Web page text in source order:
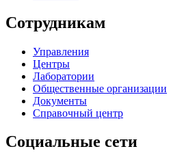
Сотрудникам
Управления
Центры
Лаборатории
Общественные организации
Документы
Справочный центр
Социальные сети